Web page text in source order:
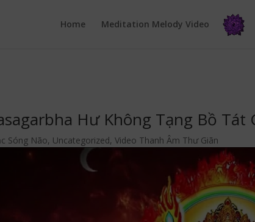
Home
Meditation Melody Video
Hư Không Tạng Bồ
Sóng Não, Uncategorized,Video Thanh Âm Thư Giãn